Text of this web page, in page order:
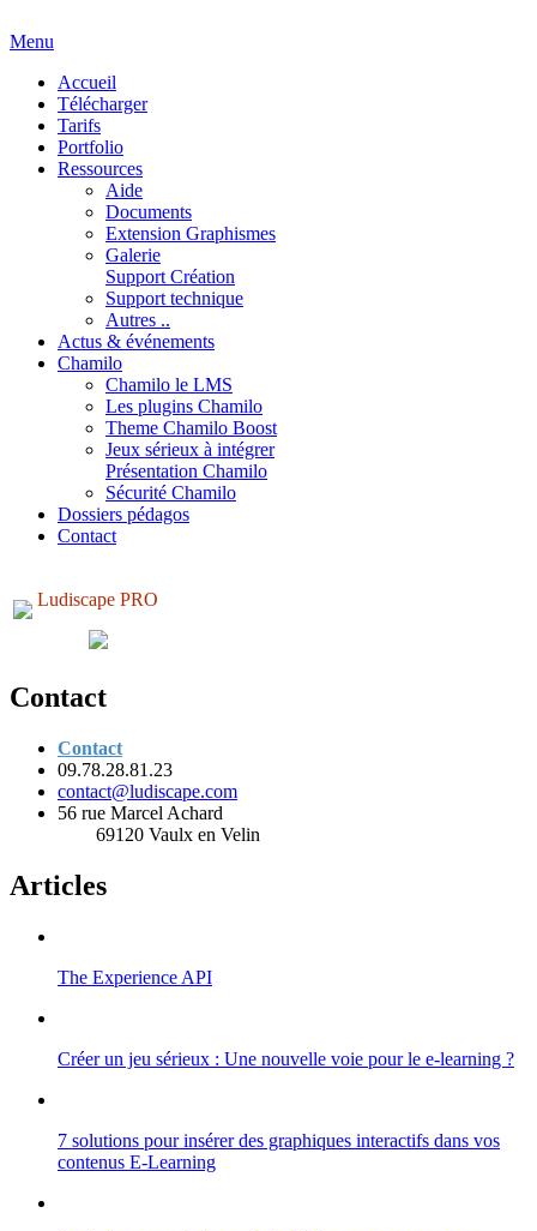
Menu
Accueil
Télécharger
Tarifs
Portfolio
Ressources
Aide
Documents
Extension Graphismes
Galerie
Support Création
Support technique
Autres ..
Actus & événements
Chamilo
Chamilo le LMS
Les plugins Chamilo
Theme Chamilo Boost
Jeux sérieux à intégrer
Présentation Chamilo
Sécurité Chamilo
Dossiers pédagos
Contact
Ludiscape PRO
Contact
Contact
09.78.28.81.23
contact@ludiscape.com
56 rue Marcel Achard
69120 Vaulx en Velin
Articles
The Experience API
Créer un jeu sérieux : Une nouvelle voie pour le e-learning ?
7 solutions pour insérer des graphiques interactifs dans vos
contenus E-Learning